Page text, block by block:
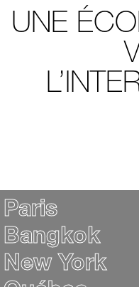
UNE
Paris
Bangkok
New York